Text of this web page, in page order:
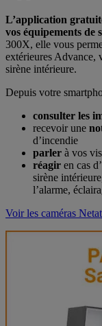
L’application
vos équipements de
300X, elle vous
extérieures Advance,
sirène intérieure.
Depuis votre
consulter les
recevoir une
d’incendie
parler à vos
réagir en cas
sirène
l’alarme,
Voir les caméras